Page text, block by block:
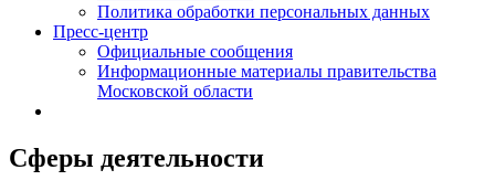
Политика обработки персональных данных
Пресс-центр
Официальные сообщения
Информационные материалы правительства
Московской области
Сферы деятельности